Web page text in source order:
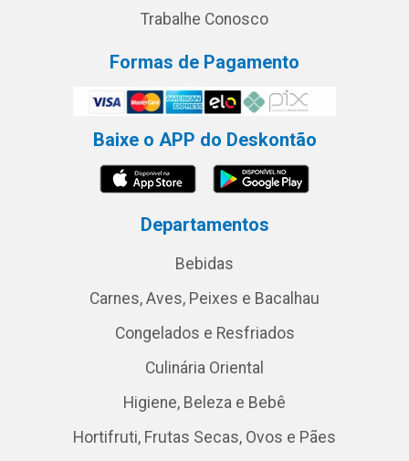
Trabalhe Conosco
Formas de Pagamento
Baixe o APP do Deskontão
Departamentos
Bebidas
Carnes, Aves, Peixes e Bacalhau
Congelados e Resfriados
Culinária Oriental
Higiene, Beleza e Bebê
Hortifruti, Frutas Secas, Ovos e Pães